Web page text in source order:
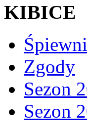
KIBICE
Zgody
Sezon
Sezon